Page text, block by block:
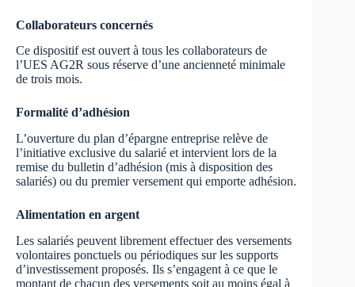
Collaborateurs concernés
Ce dispositif est ouvert à tous les collaborateurs de
l’UES AG2R sous réserve d’une ancienneté minimale
de trois mois.
Formalité d’adhésion
L’ouverture du plan d’épargne entreprise relève de
l’initiative exclusive du salarié et intervient lors de la
remise du bulletin d’adhésion (mis à disposition des
salariés) ou du premier versement qui emporte adhésion.
Alimentation en argent
Les salariés peuvent librement effectuer des versements
volontaires ponctuels ou périodiques sur les supports
d’investissement proposés. Ils s’engagent à ce que le
montant de chacun des versements soit au moins égal à